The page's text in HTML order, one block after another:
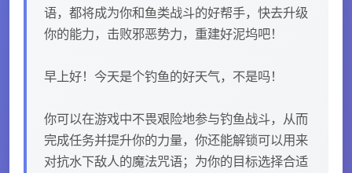
语，都将成为你和鱼类战斗的好帮手，快去升级
你的能力，击败邪恶势力，重建好泥坞吧！
早上好！今天是个钓鱼的好天气，不是吗！
你可以在游戏中不畏艰险地参与钓鱼战斗，从而
完成任务并提升你的力量，你还能解锁可以用来
对抗水下敌人的魔法咒语；为你的目标选择合适